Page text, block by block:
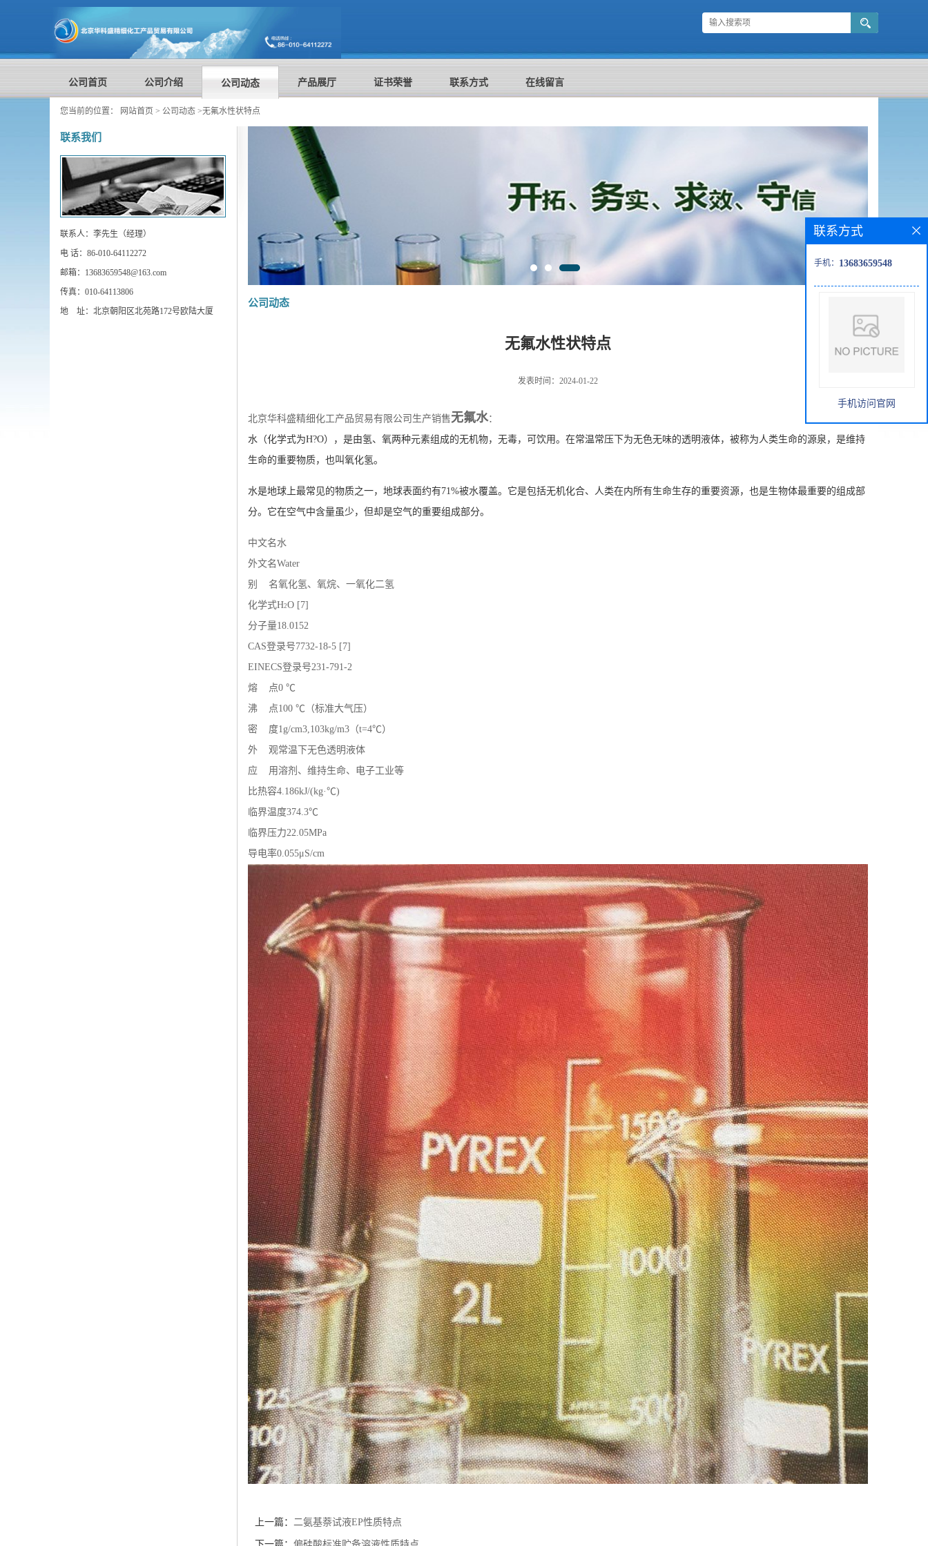
公司首页 公司介绍 公司动态 产品展厅 证书荣誉 联系方式 在线留言
您当前的位置： 网站首页 > 公司动态 >无氟水性状特点
联系我们
联系人：李先生（经理）
电 话：86-010-64112272
邮箱：13683659548@163.com
传真：010-64113806
地 址：北京朝阳区北苑路172号欧陆大厦
公司动态
无氟水性状特点
发表时间：2024-01-22
北京华科盛精细化工产品贸易有限公司生产销售无氟水：
水（化学式为H?O），是由氢、 氧两种元素组成的无机物，无毒，可饮用。在常温常压下为无色无味的透明液体，被称为人类生命的源泉，是维持
生命的重要物质，也叫氧化氢。
水是地球上最常见的物质之一，地球表面约有71%被水覆盖。它是包括无机化合、人类在内所有生命生存的重要资源，也是生物体最重要的组成部
分。它在空气中含量虽少，但却是空气的重要组成部分。
中文名水
外文名Water
别 名氧化氢、 氧烷、 一氧化二氢
化学式H2O [7]
分子量18.0152
CAS登录号7732-18-5 [7]
EINECS登录号231-791-2
熔 点0 ℃
沸 点100 ℃ （标准大气压）
密 度1g/cm3,103kg/m3（t=4℃）
外 观常温下无色透明液体
应 用溶剂、维持生命、电子工业等
比热容4.186kJ/(kg·℃)
临界温度374.3℃
临界压力22.05MPa
导电率0.055μS/cm
上一篇： 二氨基萘试液EP性质特点
联系方式
手机： 13683659548
手机访问官网